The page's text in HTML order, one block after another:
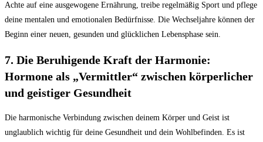
Achte auf eine ausgewogene Ernährung, treibe regelmäßig Sport und pflege
deine mentalen und emotionalen Bedürfnisse. Die Wechseljahre können der
Beginn einer neuen, gesunden und glücklichen Lebensphase sein.
7. Die Beruhigende Kraft der Harmonie:
Hormone als „Vermittler“ zwischen körperlicher
und geistiger Gesundheit
Die harmonische Verbindung zwischen deinem Körper und Geist ist
unglaublich wichtig für deine Gesundheit und dein Wohlbefinden. Es ist